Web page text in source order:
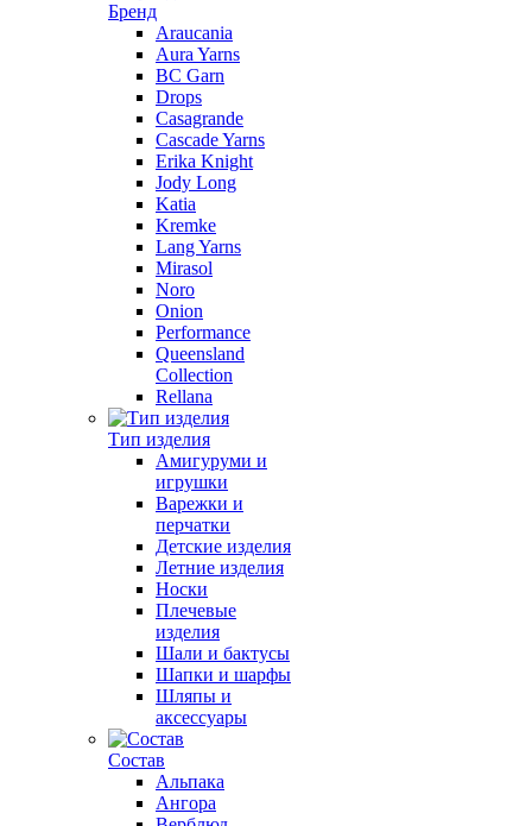
Бренд
Araucania
Aura Yarns
BC Garn
Drops
Casagrande
Cascade Yarns
Erika Knight
Jody Long
Katia
Kremke
Lang Yarns
Mirasol
Noro
Onion
Performance
Queensland
Collection
Rellana
Тип изделия
Амигуруми и
игрушки
Варежки и
перчатки
Детские изделия
Летние изделия
Носки
Плечевые
изделия
Шали и бактусы
Шапки и шарфы
Шляпы и
аксессуары
Состав
Альпака
Ангора